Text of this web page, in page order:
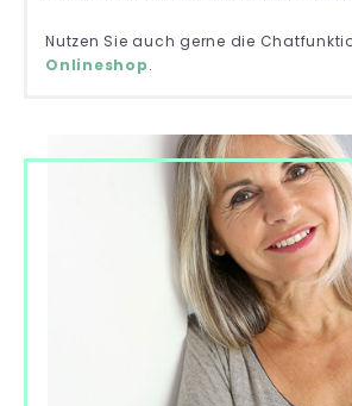
Nutzen Sie auch gerne die
Onlineshop.